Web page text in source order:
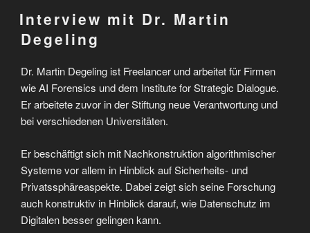
Interview mit Dr. Martin
Degeling
Dr. Martin Degeling ist Freelancer und arbeitet für Firmen
wie AI Forensics und dem Institute for Strategic Dialogue.
Er arbeitete zuvor in der Stiftung neue Verantwortung und
bei verschiedenen Universitäten.
Er beschäftigt sich mit Nachkonstruktion algorithmischer
Systeme vor allem in Hinblick auf Sicherheits- und
Privatssphäreaspekte. Dabei zeigt sich seine Forschung
auch konstruktiv in Hinblick darauf, wie Datenschutz im
Digitalen besser gelingen kann.